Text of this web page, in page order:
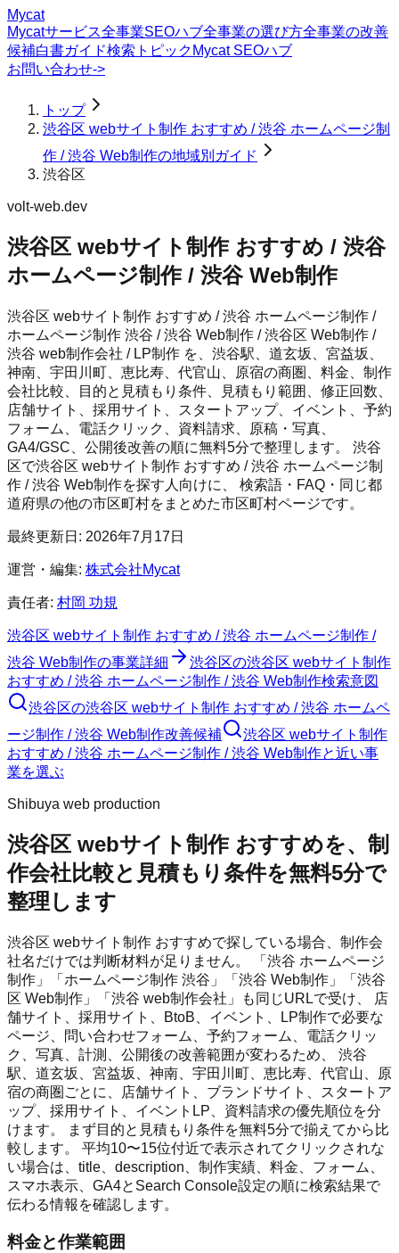
Mycat
Mycatサービス全事業SEOハブ全事業の選び方全事業の改善
候補白書ガイド検索トピック Mycat SEOハブ
お問い合わせ->
トップ
渋谷区 webサイト制作 おすすめ / 渋谷 ホームページ制
作 / 渋谷 Web制作の地域別ガイド
渋谷区
volt-web.dev
渋谷区 webサイト制作 おすすめ / 渋谷
ホームページ制作 / 渋谷 Web制作
渋谷区 webサイト制作 おすすめ / 渋谷 ホームページ制作 /
ホームページ制作 渋谷 / 渋谷 Web制作 / 渋谷区 Web制作 /
渋谷 web制作会社 / LP制作 を、渋谷駅、道玄坂、宮益坂、
神南、宇田川町、恵比寿、代官山、原宿の商圏、料金、制作
会社比較、目的と見積もり条件、見積もり範囲、修正回数、
店舗サイト、採用サイト、スタートアップ、イベント、予約
フォーム、電話クリック、資料請求、原稿・写真、
GA4/GSC、公開後改善の順に無料5分で整理します。 渋谷
区で渋谷区 webサイト制作 おすすめ / 渋谷 ホームページ制
作 / 渋谷 Web制作を探す人向けに、 検索語・FAQ・同じ都
道府県の他の市区町村をまとめた市区町村ページです。
最終更新日: 2026年7月17日
運営・編集: 株式会社Mycat
責任者: 村岡 功規
渋谷区 webサイト制作 おすすめ / 渋谷 ホームページ制作 /
渋谷 Web制作の事業詳細 渋谷区の渋谷区 webサイト制作
おすすめ / 渋谷 ホームページ制作 / 渋谷 Web制作検索意図
渋谷区の渋谷区 webサイト制作 おすすめ / 渋谷 ホームペ
ージ制作 / 渋谷 Web制作改善候補
渋谷区 webサイト制作
おすすめ / 渋谷 ホームページ制作 / 渋谷 Web制作と近い事
業を選ぶ
Shibuya web production
渋谷区 webサイト制作 おすすめを、制
作会社比較と見積もり条件を無料5分で
整理します
渋谷区 webサイト制作 おすすめで探している場合、制作会
社名だけでは判断材料が足りません。 「渋谷 ホームページ
制作」「ホームページ制作 渋谷」「渋谷 Web制作」「渋谷
区 Web制作」「渋谷 web制作会社」も同じURLで受け、 店
舗サイト、採用サイト、BtoB、イベント、LP制作で必要な
ページ、問い合わせフォーム、予約フォーム、電話クリッ
ク、写真、計測、公開後の改善範囲が変わるため、 渋谷
駅、道玄坂、宮益坂、神南、宇田川町、恵比寿、代官山、原
宿の商圏ごとに、店舗サイト、ブランドサイト、スタートア
ップ、採用サイト、イベントLP、資料請求の優先順位を分
けます。 まず目的と見積もり条件を無料5分で揃えてから比
較します。 平均10〜15位付近で表示されてクリックされな
い場合は、title、description、制作実績、料金、フォーム、
スマホ表示、GA4とSearch Console設定の順に検索結果で
伝わる情報を確認します。
料金と作業範囲